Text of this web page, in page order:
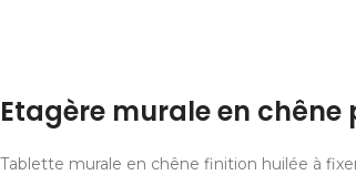
Etagère murale en
Tablette murale en chêne finition huilée à